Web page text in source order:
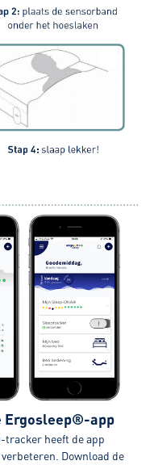
Ergosleep®-app
tracker heeft de app
Download de